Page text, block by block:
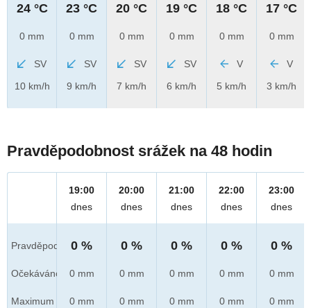
24 °C
0 mm
SV
10 km/h
23 °C
0 mm
SV
9 km/h
20 °C
0 mm
SV
7 km/h
19 °C
0 mm
SV
6 km/h
18 °C
0 mm
V
5 km/h
17 °C
0 mm
V
3 km/h
Pravděpodobnost srážek na 48 hodin
Pravděpod.
Očekáváno
Maximum
19:00
dnes
0 %
0 mm
0 mm
20:00
dnes
0 %
0 mm
0 mm
21:00
dnes
0 %
0 mm
0 mm
22:00
dnes
0 %
0 mm
0 mm
23:00
dnes
0 %
0 mm
0 mm